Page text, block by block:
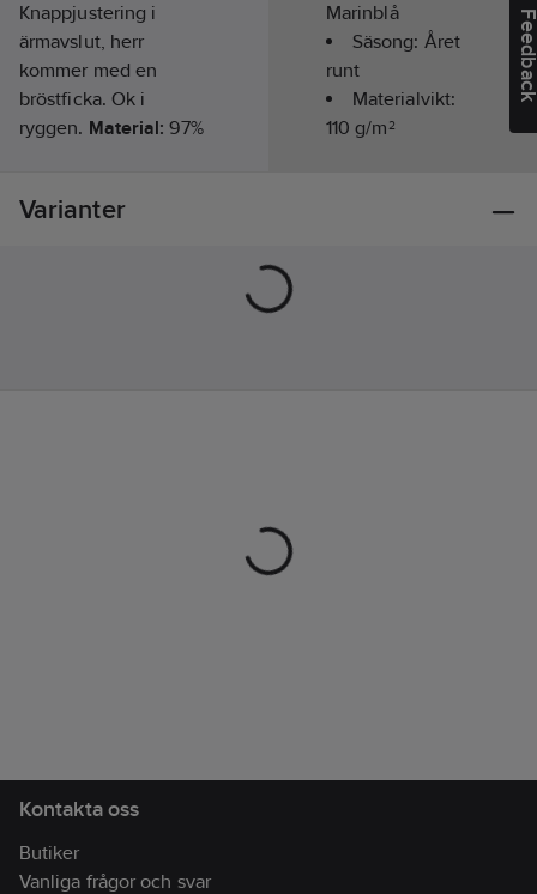
Knappjustering i
ärmavslut, herr
kommer med en
bröstficka. Ok i
ryggen. Material:97%
Normal maskintvätt
Marinblå
Säsong: Året
runt
Materialvikt:
110 g/m²
Varianter
Kontakta oss
Butiker
Vanliga frågor och svar